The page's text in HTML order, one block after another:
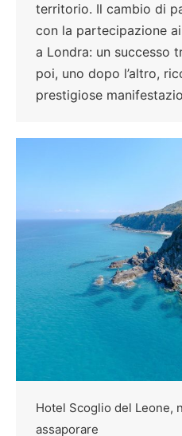
territorio. Il cambio di
con la partecipazione
a Londra: un successo
poi, uno dopo l’altro,
prestigiose
Hotel Scoglio del Leone,
assaporare